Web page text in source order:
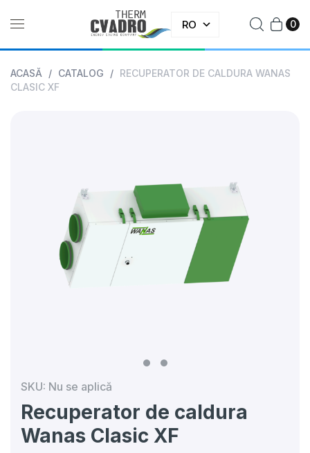
RO 0
ACASĂ / CATALOG / RECUPERATOR DE CALDURA WANAS
CLASIC XF
SKU: Nu se aplică
Recuperator de caldura
Wanas Clasic XF